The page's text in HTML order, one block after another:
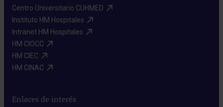
Centro Universitario CUHMED​
Instituto HM Hospitales​
Intranet HM Hospitales​
HM CIOCC​
HM CIEC​
HM CINAC​
Enlaces de interés